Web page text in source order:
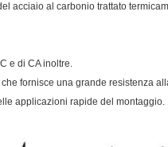
acciaio al carbonio trattato
e di CA inoltre.
fornisce una grande resistenza
applicazioni rapide del montaggio.